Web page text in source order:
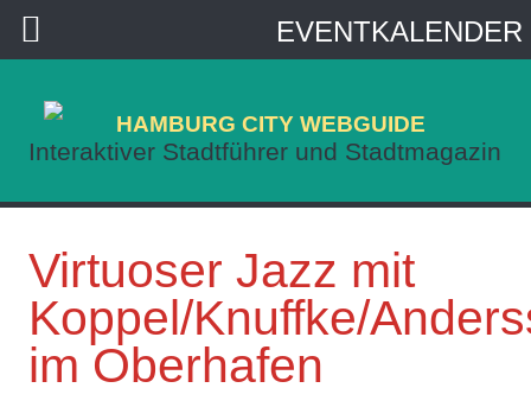
HAMBURG CITY WEBGUIDE
Interaktiver Stadtführer und Stadtmagazin
Virtuoser Jazz mit
Koppel/Knuffke/
im Oberhafen
EVENTKALENDER